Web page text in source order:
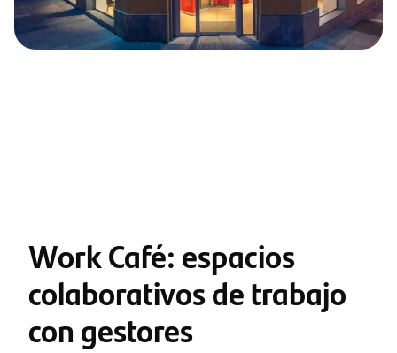
Work Café: espacios
colaborativos de trabajo
con gestores